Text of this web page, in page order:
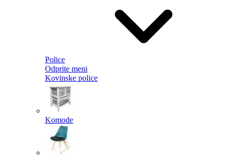
Police
Odprite meni
Kovinske police
Komode